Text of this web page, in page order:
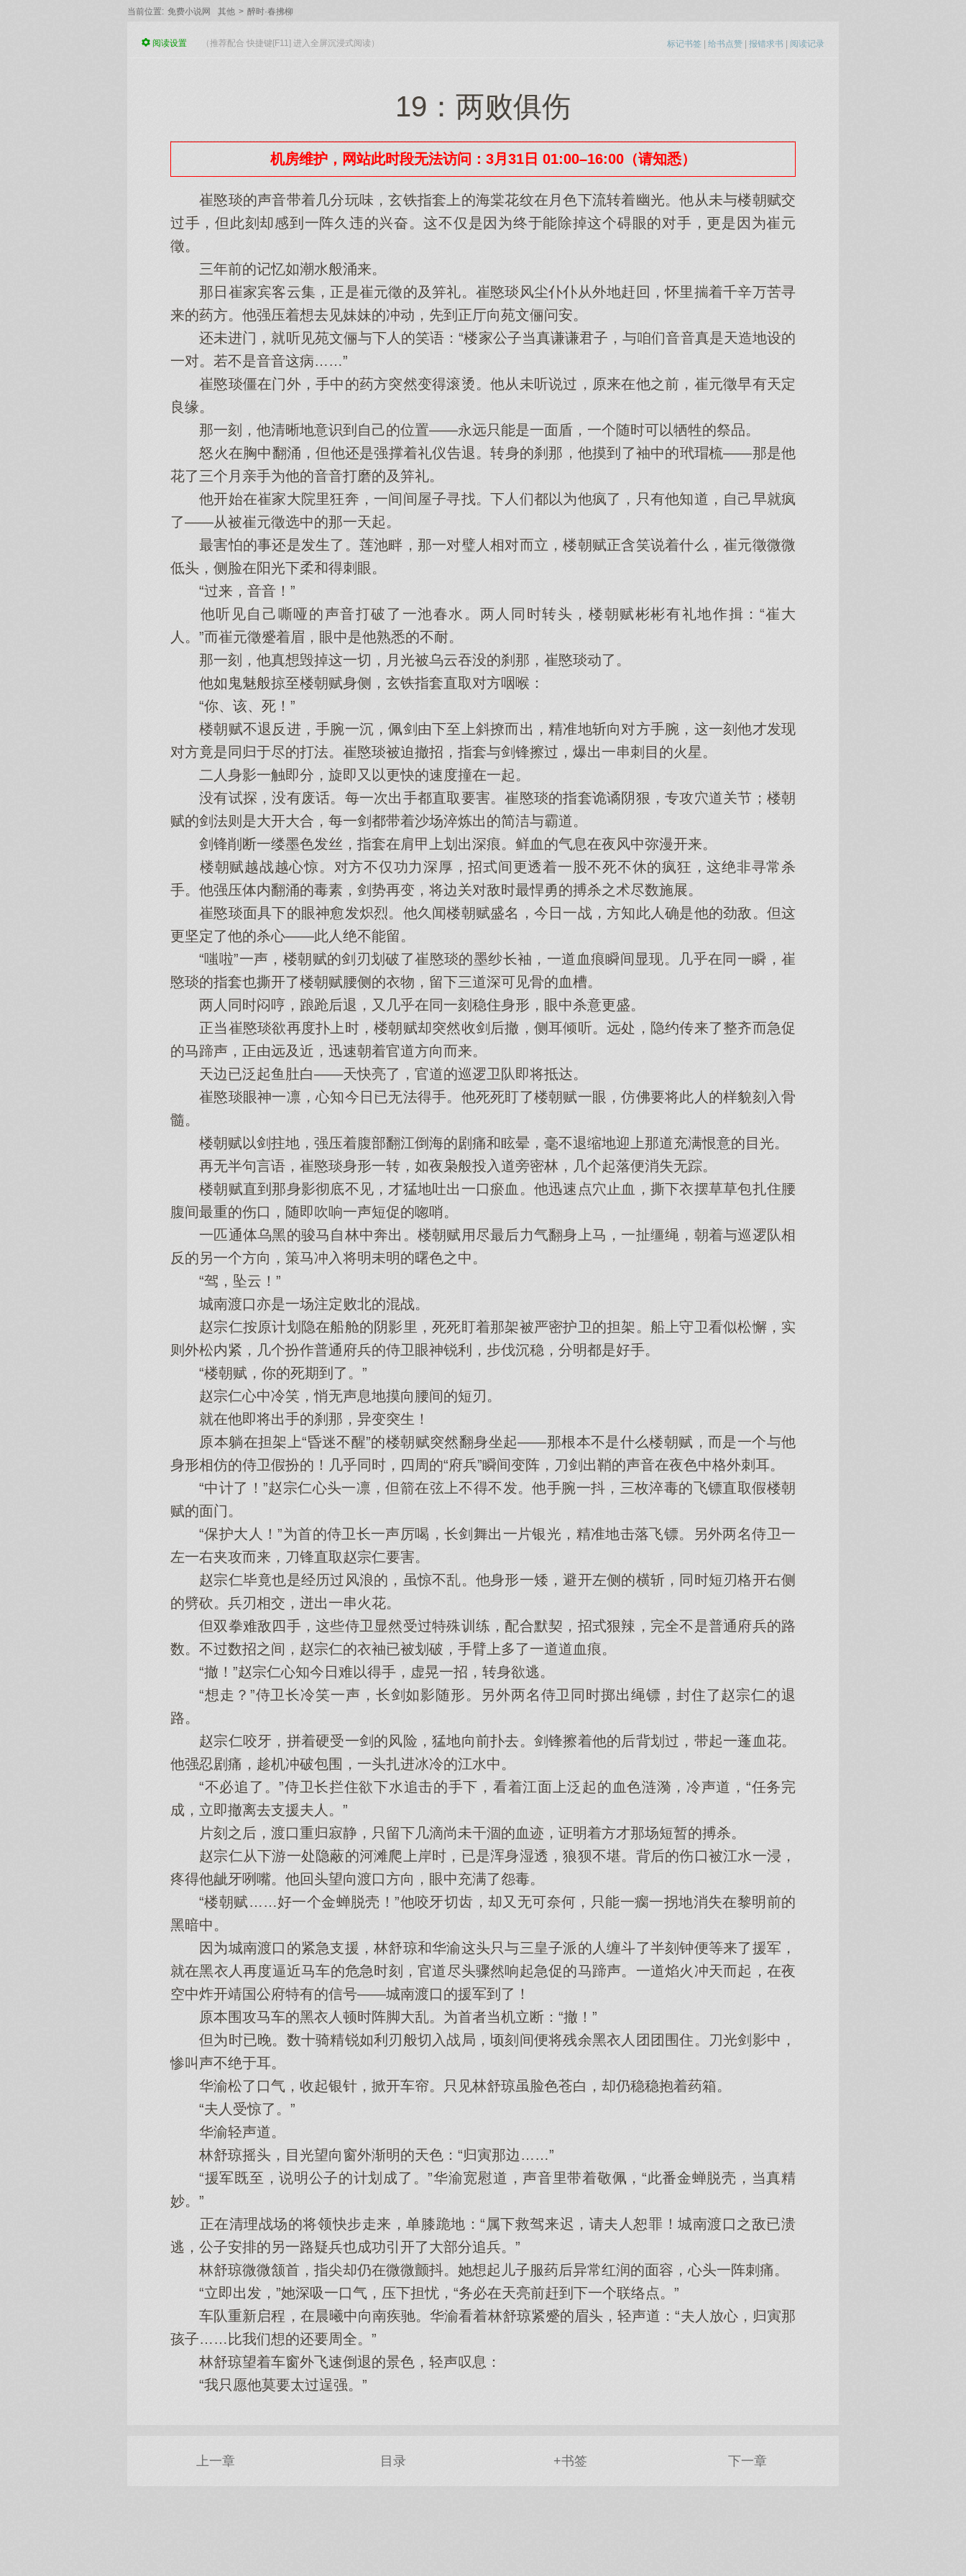
当前位置: 免费小说网 其他 > 醉时·春拂柳
标记书签 | 给书点赞 | 报错求书 | 阅读记录
阅读设置 （推荐配合 快捷键[F11] 进入全屏沉浸式阅读）
19：两败俱伤
机房维护，网站此时段无法访问：3月31日 01:00–16:00（请知悉）
崔愍琰的声音带着几分玩味，玄铁指套上的海棠花纹在月色下流转着幽光。他从未与楼朝赋交
过手，但此刻却感到一阵久违的兴奋。这不仅是因为终于能除掉这个碍眼的对手，更是因为崔元
徵。
三年前的记忆如潮水般涌来。
那日崔家宾客云集，正是崔元徵的及笄礼。崔愍琰风尘仆仆从外地赶回，怀里揣着千辛万苦寻
来的药方。他强压着想去见妹妹的冲动，先到正厅向苑文俪问安。
还未进门，就听见苑文俪与下人的笑语：“楼家公子当真谦谦君子，与咱们音音真是天造地设的
一对。若不是音音这病……”
崔愍琰僵在门外，手中的药方突然变得滚烫。他从未听说过，原来在他之前，崔元徵早有天定
良缘。
那一刻，他清晰地意识到自己的位置——永远只能是一面盾，一个随时可以牺牲的祭品。
怒火在胸中翻涌，但他还是强撑着礼仪告退。转身的刹那，他摸到了袖中的玳瑁梳——那是他
花了三个月亲手为他的音音打磨的及笄礼。
他开始在崔家大院里狂奔，一间间屋子寻找。下人们都以为他疯了，只有他知道，自己早就疯
了——从被崔元徵选中的那一天起。
最害怕的事还是发生了。莲池畔，那一对璧人相对而立，楼朝赋正含笑说着什么，崔元徵微微
低头，侧脸在阳光下柔和得刺眼。
“过来，音音！”
他听见自己嘶哑的声音打破了一池春水。两人同时转头，楼朝赋彬彬有礼地作揖：“崔大
人。”而崔元徵蹙着眉，眼中是他熟悉的不耐。
那一刻，他真想毁掉这一切，月光被乌云吞没的刹那，崔愍琰动了。
他如鬼魅般掠至楼朝赋身侧，玄铁指套直取对方咽喉：
“你、该、死！”
楼朝赋不退反进，手腕一沉，佩剑由下至上斜撩而出，精准地斩向对方手腕，这一刻他才发现
对方竟是同归于尽的打法。崔愍琰被迫撤招，指套与剑锋擦过，爆出一串刺目的火星。
二人身影一触即分，旋即又以更快的速度撞在一起。
没有试探，没有废话。每一次出手都直取要害。崔愍琰的指套诡谲阴狠，专攻穴道关节；楼朝
赋的剑法则是大开大合，每一剑都带着沙场淬炼出的简洁与霸道。
剑锋削断一缕墨色发丝，指套在肩甲上划出深痕。鲜血的气息在夜风中弥漫开来。
楼朝赋越战越心惊。对方不仅功力深厚，招式间更透着一股不死不休的疯狂，这绝非寻常杀
手。他强压体内翻涌的毒素，剑势再变，将边关对敌时最悍勇的搏杀之术尽数施展。
崔愍琰面具下的眼神愈发炽烈。他久闻楼朝赋盛名，今日一战，方知此人确是他的劲敌。但这
更坚定了他的杀心——此人绝不能留。
“嗤啦”一声，楼朝赋的剑刃划破了崔愍琰的墨纱长袖，一道血痕瞬间显现。几乎在同一瞬，崔
愍琰的指套也撕开了楼朝赋腰侧的衣物，留下三道深可见骨的血槽。
两人同时闷哼，踉跄后退，又几乎在同一刻稳住身形，眼中杀意更盛。
正当崔愍琰欲再度扑上时，楼朝赋却突然收剑后撤，侧耳倾听。远处，隐约传来了整齐而急促
的马蹄声，正由远及近，迅速朝着官道方向而来。
天边已泛起鱼肚白——天快亮了，官道的巡逻卫队即将抵达。
崔愍琰眼神一凛，心知今日已无法得手。他死死盯了楼朝赋一眼，仿佛要将此人的样貌刻入骨
髓。
楼朝赋以剑拄地，强压着腹部翻江倒海的剧痛和眩晕，毫不退缩地迎上那道充满恨意的目光。
再无半句言语，崔愍琰身形一转，如夜枭般投入道旁密林，几个起落便消失无踪。
楼朝赋直到那身影彻底不见，才猛地吐出一口瘀血。他迅速点穴止血，撕下衣摆草草包扎住腰
腹间最重的伤口，随即吹响一声短促的唿哨。
一匹通体乌黑的骏马自林中奔出。楼朝赋用尽最后力气翻身上马，一扯缰绳，朝着与巡逻队相
反的另一个方向，策马冲入将明未明的曙色之中。
“驾，坠云！”
城南渡口亦是一场注定败北的混战。
赵宗仁按原计划隐在船舱的阴影里，死死盯着那架被严密护卫的担架。船上守卫看似松懈，实
则外松内紧，几个扮作普通府兵的侍卫眼神锐利，步伐沉稳，分明都是好手。
“楼朝赋，你的死期到了。”
赵宗仁心中冷笑，悄无声息地摸向腰间的短刃。
就在他即将出手的刹那，异变突生！
原本躺在担架上“昏迷不醒”的楼朝赋突然翻身坐起——那根本不是什么楼朝赋，而是一个与他
身形相仿的侍卫假扮的！几乎同时，四周的“府兵”瞬间变阵，刀剑出鞘的声音在夜色中格外刺耳。
“中计了！”赵宗仁心头一凛，但箭在弦上不得不发。他手腕一抖，三枚淬毒的飞镖直取假楼朝
赋的面门。
“保护大人！”为首的侍卫长一声厉喝，长剑舞出一片银光，精准地击落飞镖。另外两名侍卫一
左一右夹攻而来，刀锋直取赵宗仁要害。
赵宗仁毕竟也是经历过风浪的，虽惊不乱。他身形一矮，避开左侧的横斩，同时短刃格开右侧
的劈砍。兵刃相交，迸出一串火花。
但双拳难敌四手，这些侍卫显然受过特殊训练，配合默契，招式狠辣，完全不是普通府兵的路
数。不过数招之间，赵宗仁的衣袖已被划破，手臂上多了一道道血痕。
“撤！”赵宗仁心知今日难以得手，虚晃一招，转身欲逃。
“想走？”侍卫长冷笑一声，长剑如影随形。另外两名侍卫同时掷出绳镖，封住了赵宗仁的退
路。
赵宗仁咬牙，拼着硬受一剑的风险，猛地向前扑去。剑锋擦着他的后背划过，带起一蓬血花。
他强忍剧痛，趁机冲破包围，一头扎进冰冷的江水中。
“不必追了。”侍卫长拦住欲下水追击的手下，看着江面上泛起的血色涟漪，冷声道，“任务完
成，立即撤离去支援夫人。”
片刻之后，渡口重归寂静，只留下几滴尚未干涸的血迹，证明着方才那场短暂的搏杀。
赵宗仁从下游一处隐蔽的河滩爬上岸时，已是浑身湿透，狼狈不堪。背后的伤口被江水一浸，
疼得他龇牙咧嘴。他回头望向渡口方向，眼中充满了怨毒。
“楼朝赋……好一个金蝉脱壳！”他咬牙切齿，却又无可奈何，只能一瘸一拐地消失在黎明前的
黑暗中。
因为城南渡口的紧急支援，林舒琼和华渝这头只与三皇子派的人缠斗了半刻钟便等来了援军，
就在黑衣人再度逼近马车的危急时刻，官道尽头骤然响起急促的马蹄声。一道焰火冲天而起，在夜
空中炸开靖国公府特有的信号——城南渡口的援军到了！
原本围攻马车的黑衣人顿时阵脚大乱。为首者当机立断：“撤！”
但为时已晚。数十骑精锐如利刃般切入战局，顷刻间便将残余黑衣人团团围住。刀光剑影中，
惨叫声不绝于耳。
华渝松了口气，收起银针，掀开车帘。只见林舒琼虽脸色苍白，却仍稳稳抱着药箱。
“夫人受惊了。”
华渝轻声道。
林舒琼摇头，目光望向窗外渐明的天色：“归寅那边……”
“援军既至，说明公子的计划成了。”华渝宽慰道，声音里带着敬佩，“此番金蝉脱壳，当真精
妙。”
正在清理战场的将领快步走来，单膝跪地：“属下救驾来迟，请夫人恕罪！城南渡口之敌已溃
逃，公子安排的另一路疑兵也成功引开了大部分追兵。”
林舒琼微微颔首，指尖却仍在微微颤抖。她想起儿子服药后异常红润的面容，心头一阵刺痛。
“立即出发，”她深吸一口气，压下担忧，“务必在天亮前赶到下一个联络点。”
车队重新启程，在晨曦中向南疾驰。华渝看着林舒琼紧蹙的眉头，轻声道：“夫人放心，归寅那
孩子……比我们想的还要周全。”
林舒琼望着车窗外飞速倒退的景色，轻声叹息：
“我只愿他莫要太过逞强。”
上一章 目录 +书签 下一章